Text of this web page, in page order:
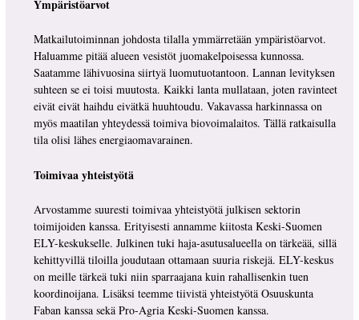
Ympäristöarvot
Matkailutoiminnan johdosta tilalla ymmärretään ympäristöarvot.
Haluamme pitää alueen vesistöt juomakelpoisessa kunnossa.
Saatamme lähivuosina siirtyä luomutuotantoon. Lannan levityksen
suhteen se ei toisi muutosta. Kaikki lanta mullataan, joten ravinteet
eivät eivät haihdu eivätkä huuhtoudu. Vakavassa harkinnassa on
myös maatilan yhteydessä toimiva biovoimalaitos. Tällä ratkaisulla
tila olisi lähes energiaomavarainen.
Toimivaa yhteistyötä
Arvostamme suuresti toimivaa yhteistyötä julkisen sektorin
toimijoiden kanssa. Erityisesti annamme kiitosta Keski-Suomen
ELY-keskukselle. Julkinen tuki haja-asutusalueella on tärkeää, sillä
kehittyvillä tiloilla joudutaan ottamaan suuria riskejä. ELY-keskus
on meille tärkeä tuki niin sparraajana kuin rahallisenkin tuen
koordinoijana. Lisäksi teemme tiivistä yhteistyötä Osuuskunta
Faban kanssa sekä Pro-Agria Keski-Suomen kanssa.